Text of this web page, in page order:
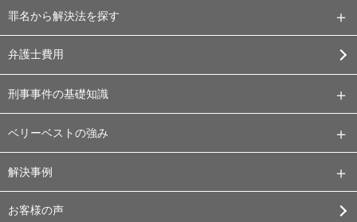
罪名から解決法を探す
弁護士費用
刑事事件の基礎知識
ベリーベストの強み
解決事例
お客様の声